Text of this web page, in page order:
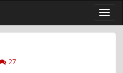
Ver
menú
27